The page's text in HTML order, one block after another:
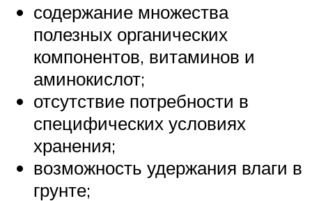
содержание множества
полезных органических
компонентов, витаминов и
аминокислот;
отсутствие потребности в
специфических условиях
хранения;
возможность удержания влаги в
грунте;